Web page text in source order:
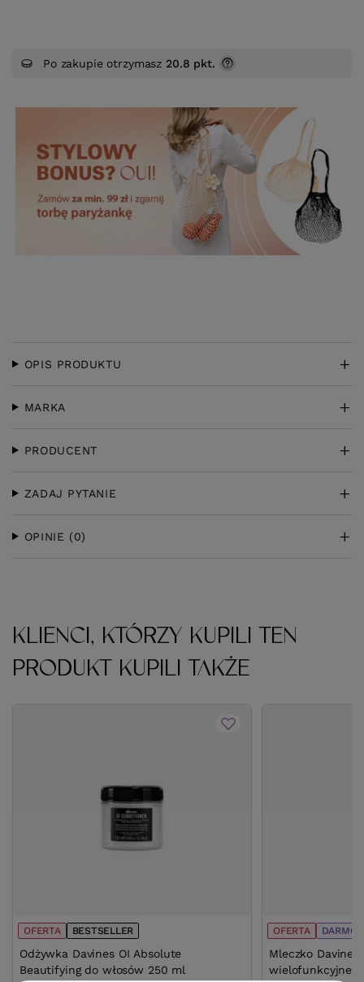
Po zakupie otrzymasz 20.8 pkt.
OPIS PRODUKTU
MARKA
PRODUCENT
ZADAJ PYTANIE
OPINIE (0)
KLIENCI, KTÓRZY KUPILI TEN
PRODUKT KUPILI TAKŻE
OFERTA BESTSELLER
Odżywka Davines OI Absolute
Beautifying do włosów 250 ml
OFERTA
Mleczko Davines
wielofunkcyjne